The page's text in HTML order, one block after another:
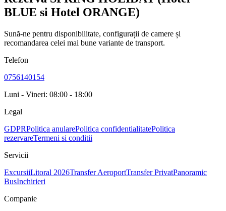
BLUE si Hotel ORANGE)
Sună-ne pentru disponibilitate, configurații de camere și
recomandarea celei mai bune variante de transport.
Telefon
0756140154
Luni - Vineri: 08:00 - 18:00
Legal
GDPRPolitica anularePolitica confidentialitatePolitica
rezervareTermeni si conditii
Servicii
ExcursiiLitoral 2026Transfer AeroportTransfer PrivatPanoramic
BusInchirieri
Companie